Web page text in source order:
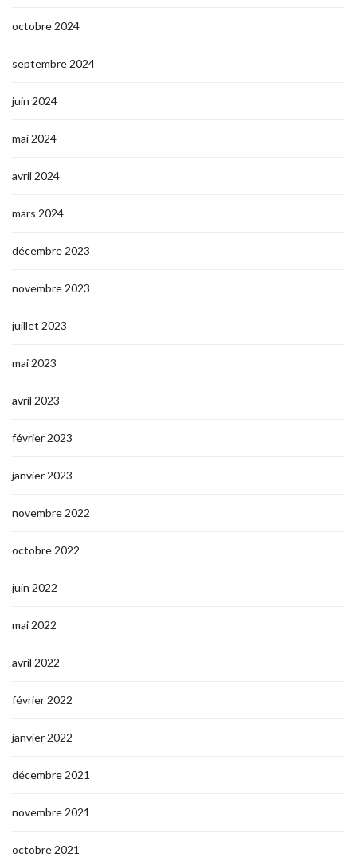
octobre 2024
septembre 2024
juin 2024
mai 2024
avril 2024
mars 2024
décembre 2023
novembre 2023
juillet 2023
mai 2023
avril 2023
février 2023
janvier 2023
novembre 2022
octobre 2022
juin 2022
mai 2022
avril 2022
février 2022
janvier 2022
décembre 2021
novembre 2021
octobre 2021